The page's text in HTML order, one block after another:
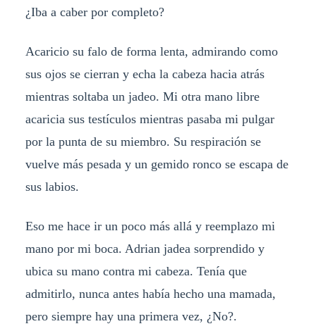
¿Iba a caber por completo?
Acaricio su falo de forma lenta, admirando como
sus ojos se cierran y echa la cabeza hacia atrás
mientras soltaba un jadeo. Mi otra mano libre
acaricia sus testículos mientras pasaba mi pulgar
por la punta de su miembro. Su respiración se
vuelve más pesada y un gemido ronco se escapa de
sus labios.
Eso me hace ir un poco más allá y reemplazo mi
mano por mi boca. Adrian jadea sorprendido y
ubica su mano contra mi cabeza. Tenía que
admitirlo, nunca antes había hecho una mamada,
pero siempre hay una primera vez, ¿No?.